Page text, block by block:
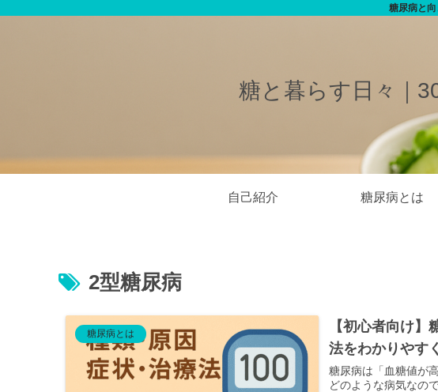
糖尿病と
糖と暮らす日々｜
自己紹介 糖尿病とは
2型糖尿病
糖尿病とは
【初心者向け
法をわかりやす
糖尿病は「血糖値が
どのような病気なの